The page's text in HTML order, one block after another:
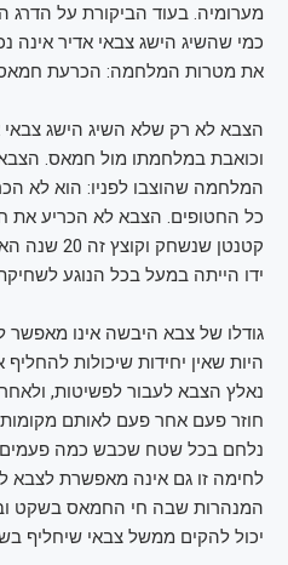
מערומיה. בעוד הביקורת על הדרג
כמי שהשיג הישג צבאי אדיר אינה
את מטרות המלחמה: הכרעת חמאס
הצבא לא רק שלא השיג הישג
וכואבת במלחמתו מול חמאס.
המלחמה שהוצבו לפניו: הוא לא
כל החטופים. הצבא לא הכריע
קטנטן
ידו הייתה במעל בכל הנוגע
גודלו של צבא היבשה אינו
היות שאין יחידות שיכולות
נאלץ הצבא לעבור לפשיטות,
חוזר פעם אחר פעם לאותם
נלחם בכל שטח שכבש כמה פעמים,
לחימה זו גם אינה מאפשרת
המנהרות שבה חי החמאס בשקט
יכול להקים ממשל צבאי שיחליף